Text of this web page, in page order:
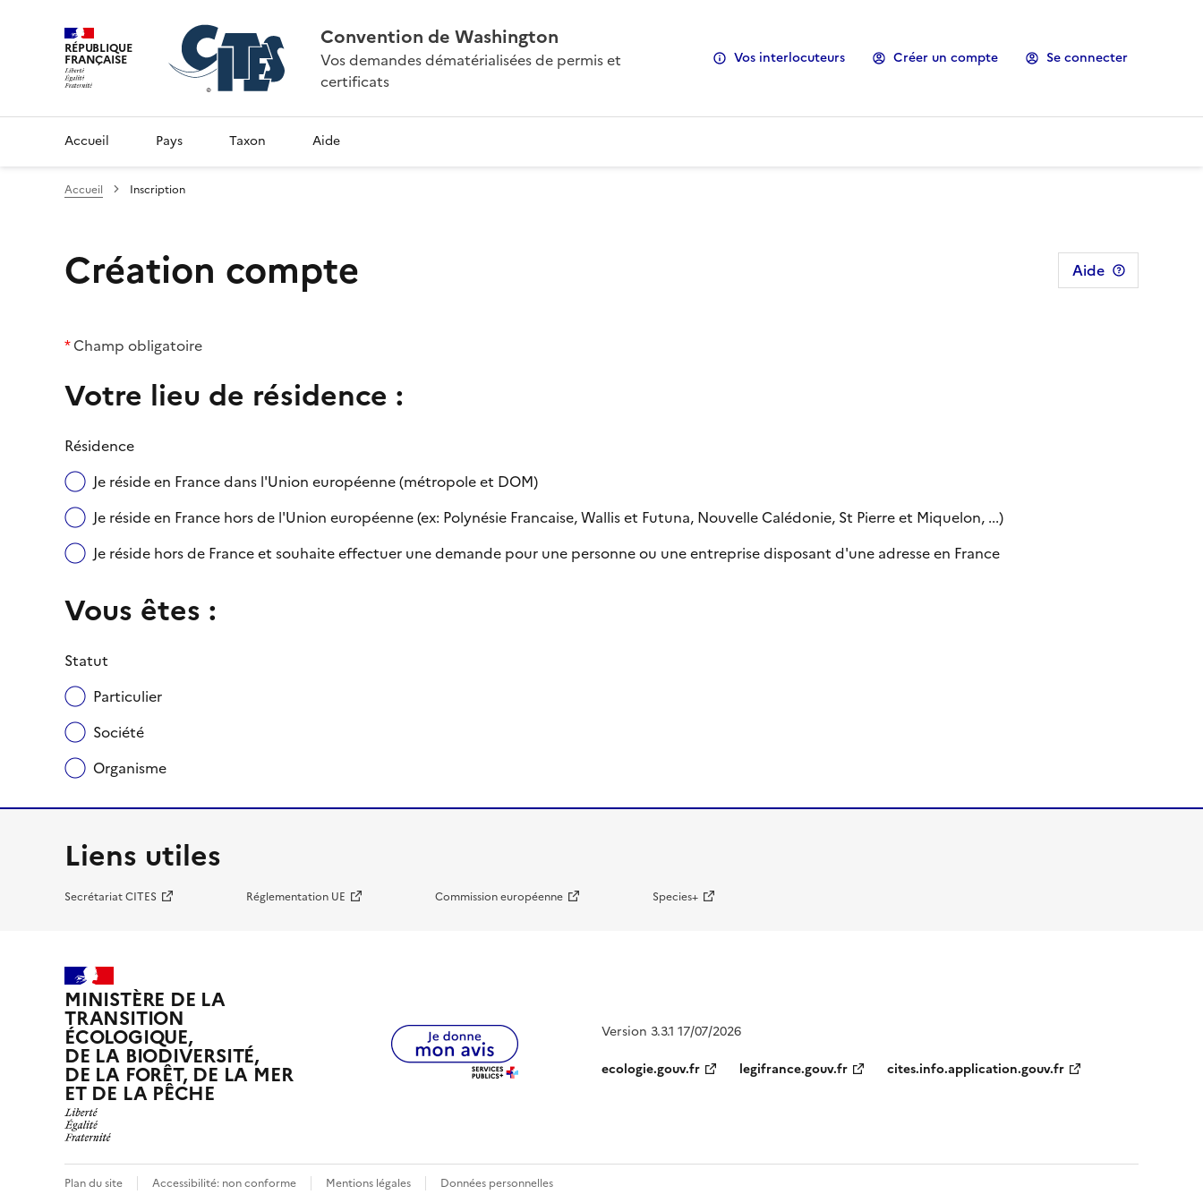
RÉPUBLIQUE
FRANÇAISE
Convention de Washington
Vos demandes dématérialisées de permis et
certificats
Vos interlocuteurs Créer un compte Se connecter
Accueil Pays Taxon Aide
Accueil Inscription
Création compte Aide
*Champ obligatoire
Votre lieu de résidence :
Résidence
Je réside en France dans l'Union européenne (métropole et DOM)
Je réside en France hors de l'Union européenne (ex: Polynésie Francaise, Wallis et Futuna, Nouvelle Calédonie, St Pierre et Miquelon, ...)
Je réside hors de France et souhaite effectuer une demande pour une personne ou une entreprise disposant d'une adresse en France
Vous êtes :
Statut
Particulier
Société
Organisme
Liens utiles
Secrétariat CITES Réglementation UE Commission européenne Species+
MINISTÈRE DE LA
TRANSITION
ÉCOLOGIQUE,
DE LA BIODIVERSITÉ,
DE LA FORÊT, DE LA MER
ET DE LA PÊCHE
Version 3.3.1 17/07/2026
ecologie.gouv.fr
legifrance.gouv.fr cites.info.application.gouv.fr
Plan du site Accessibilité: non conforme Mentions légales Données personnelles